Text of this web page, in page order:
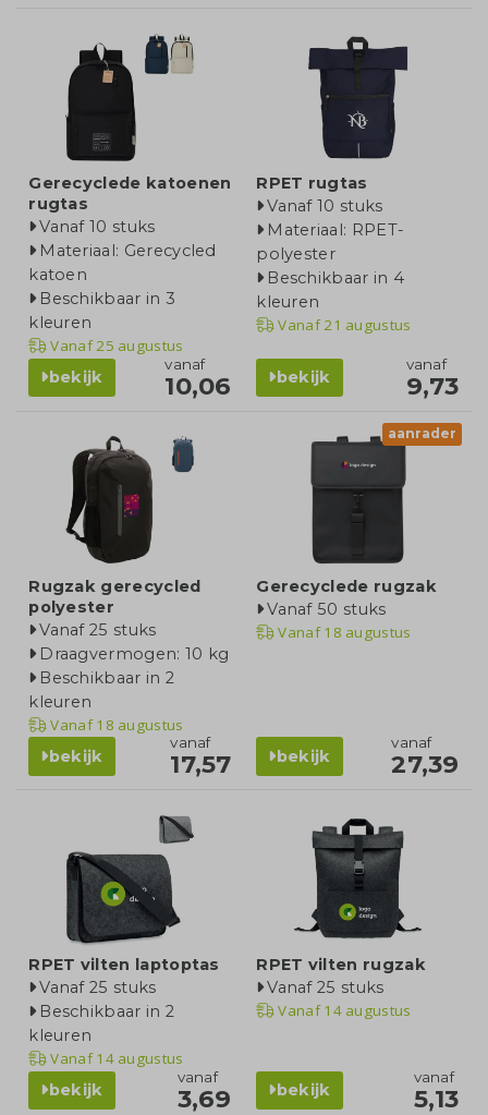
Gerecyclede katoenen
rugtas
Vanaf 10 stuks
Materiaal: Gerecycled
katoen
Beschikbaar in 3
kleuren
Vanaf25 augustus
bekijk
vanaf
10,06
RPET rugtas
Vanaf 10 stuks
Materiaal: RPET-
polyester
Beschikbaar in 4
kleuren
Vanaf21 augustus
bekijk
vanaf
9,73
Rugzak gerecycled
polyester
Vanaf 25 stuks
Draagvermogen: 10 kg
Beschikbaar in 2
kleuren
Vanaf18 augustus
bekijk
vanaf
17,57
aanrader
Gerecyclede rugzak
Vanaf 50 stuks
Vanaf18 augustus
bekijk
vanaf
27,39
RPET vilten laptoptas
Vanaf 25 stuks
Beschikbaar in 2
kleuren
Vanaf14 augustus
bekijk
vanaf
3,69
RPET vilten rugzak
Vanaf 25 stuks
Vanaf14 augustus
bekijk
vanaf
5,13